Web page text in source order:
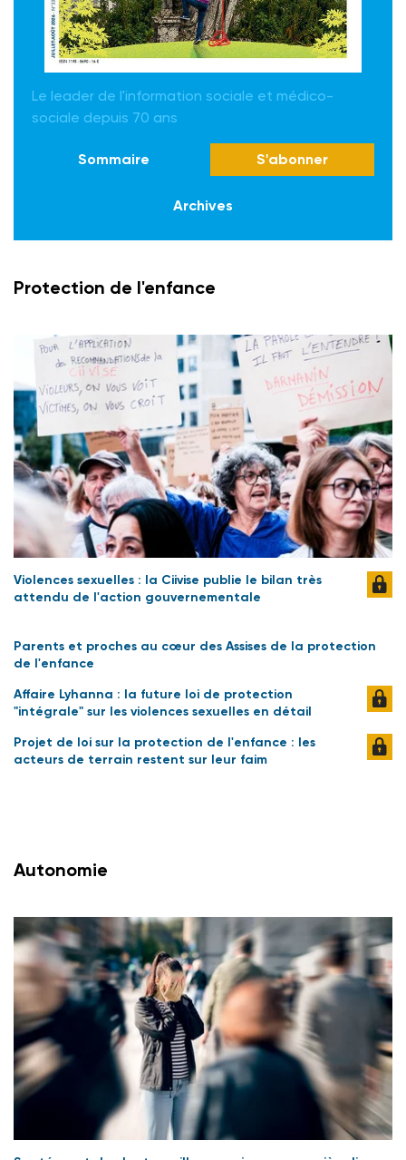
Le leader de l'information sociale et médico-
sociale depuis 70 ans
Sommaire S'abonner
Archives
Protection de l'enfance
Violences sexuelles : la Ciivise publie le bilan très
attendu de l'action gouvernementale
Parents et proches au cœur des Assises de la protection
de l'enfance
Affaire Lyhanna : la future loi de protection
"intégrale" sur les violences sexuelles en détail
Projet de loi sur la protection de l'enfance : les
acteurs de terrain restent sur leur faim
Autonomie